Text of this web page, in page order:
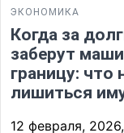
ЭКОНОМИКА
Когда за
заберут
границу: что
лишиться
12 февраля,